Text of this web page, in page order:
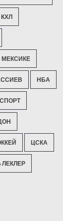
КХЛ
МЕКСИКЕ
НБА
СПОРТ
ЦСКА